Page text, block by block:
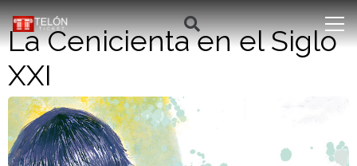
La Cenicienta en el Siglo
XXI